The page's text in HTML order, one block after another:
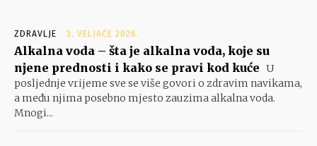
ZDRAVLJE 3. VELJAČE 2026.
Alkalna voda – šta je alkalna voda, koje su
njene prednosti i kako se pravi kod kuće U
posljednje vrijeme sve se više govori o zdravim navikama,
a među njima posebno mjesto zauzima alkalna voda.
Mnogi...